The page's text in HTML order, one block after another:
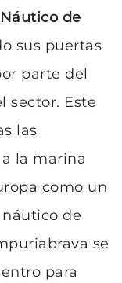
de
sus puertas
parte del
sector. Este
las
la marina
como un
de
se
para